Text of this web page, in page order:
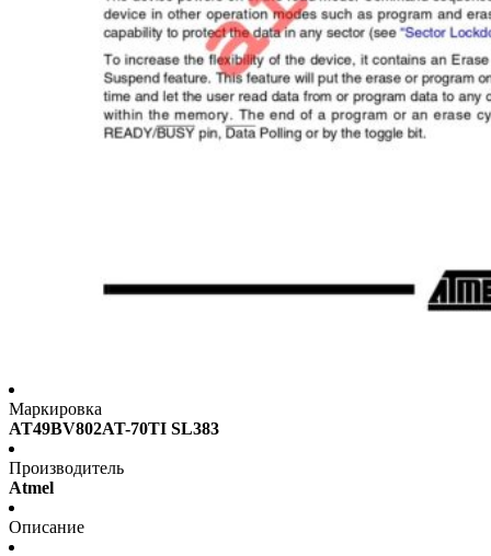
Маркировка
AT49BV802AT-70TI SL383
Производитель
Atmel
Описание